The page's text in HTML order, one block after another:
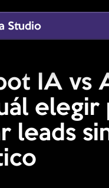
IA vs
elegir
leads